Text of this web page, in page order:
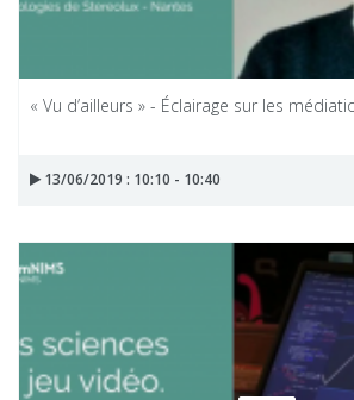
« Vu d’ailleurs » - Éclairage sur les
13/06/2019 : 10:10 - 10:40